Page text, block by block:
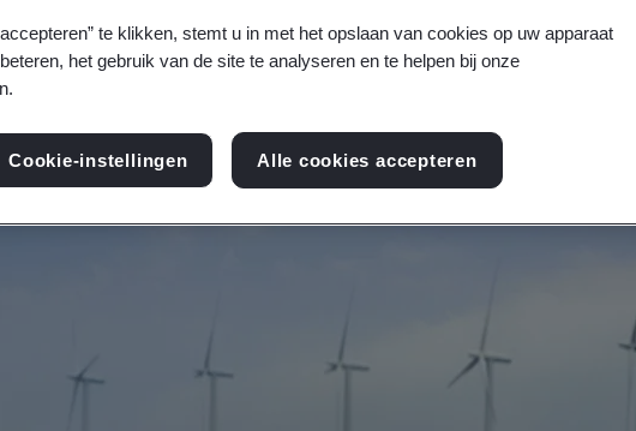
wij zijn allemaal op weg om dat te realiseren.
te klikken, stemt u in met het opslaan van cookies op uw apparaat
het gebruik van de site te analyseren en te helpen bij onze
Cookie-instellingen Alle cookies accepteren